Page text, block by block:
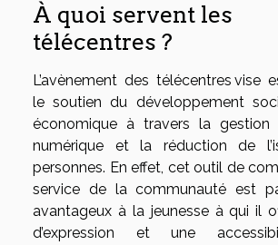
À quoi servent les
télécentres ?
L’avènement des télécentres vise
le soutien du développement
économique à travers la
numérique et la réduction de
personnes. En effet, cet outil de
service de la communauté est
avantageux à la jeunesse à qui il
d’expression et une